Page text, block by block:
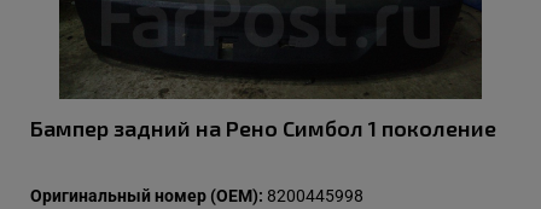
Бампер задний на Рено Симбол 1 поколение
Оригинальный номер (OEM): 8200445998